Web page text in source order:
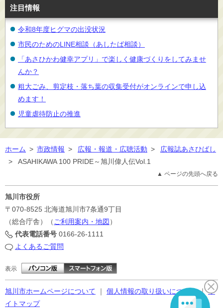
注目情報
令和8年度ヒグマの出没状況
市民のためのLINE相談（あしたば相談）
「あさひかわ健幸アプリ」で楽しく健康づくりをしてみませ
んか？
粗大ごみ、剪定枝・落ち葉の収集受付がオンラインで申し込
めます！
児童虐待防止の推進
ホーム > 市政情報 > 広報・報道・広聴活動 >
広報誌あさひばし
>
ASAHIKAWA 100 PRIDE～旭川偉人伝Vol.1
▲ ページの先頭へ戻る
旭川市役所
〒070-8525 北海道旭川市7条通9丁目
（総合庁舎）（ ご利用案内・地図 ）
代表電話番号 0166-26-1111
よくあるご質問
表示
旭川市ホームページについて ｜ 個人情報の取り扱いについて｜サ
イトマップ